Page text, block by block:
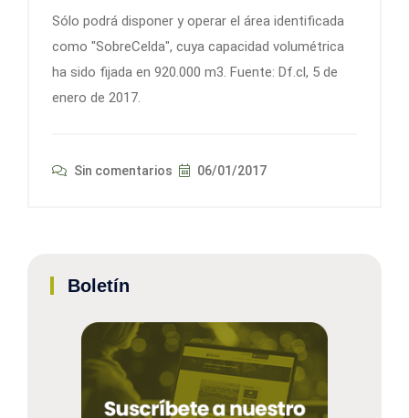
Sólo podrá disponer y operar el área identificada
como "SobreCelda", cuya capacidad volumétrica
ha sido fijada en 920.000 m3. Fuente: Df.cl, 5 de
enero de 2017.
Sin comentarios 06/01/2017
Boletín